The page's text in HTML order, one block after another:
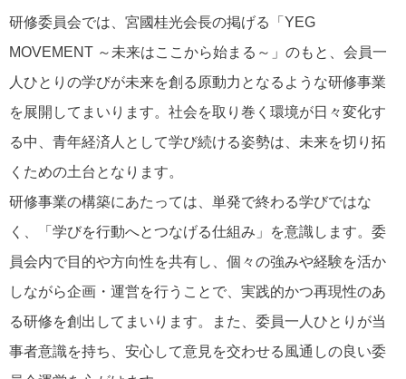
研修委員会では、宮國桂光会長の掲げる「YEG
MOVEMENT ～未来はここから始まる～」のもと、会員一
人ひとりの学びが未来を創る原動力となるような研修事業
を展開してまいります。社会を取り巻く環境が日々変化す
る中、青年経済人として学び続ける姿勢は、未来を切り拓
くための土台となります。
研修事業の構築にあたっては、単発で終わる学びではな
く、「学びを行動へとつなげる仕組み」を意識します。委
員会内で目的や方向性を共有し、個々の強みや経験を活か
しながら企画・運営を行うことで、実践的かつ再現性のあ
る研修を創出してまいります。また、委員一人ひとりが当
事者意識を持ち、安心して意見を交わせる風通しの良い委